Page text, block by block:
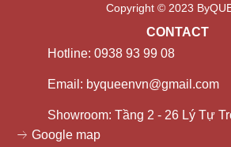
Copyright © 2023
CONTACT
Hotline: 0938 93 99 08
Email: byqueenvn@gmail.com
Showroom: Tầng 2 - 26 Lý Tự
Google map